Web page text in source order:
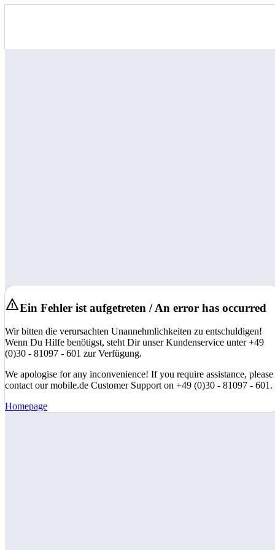
Ein Fehler ist aufgetreten / An error has occurred
Wir bitten die verursachten Unannehmlichkeiten zu entschuldigen!
Wenn Du Hilfe benötigst, steht Dir unser Kundenservice unter +49
(0)30 - 81097 - 601 zur Verfügung.
We apologise for any inconvenience! If you require assistance, please
contact our mobile.de Customer Support on +49 (0)30 - 81097 - 601.
Homepage